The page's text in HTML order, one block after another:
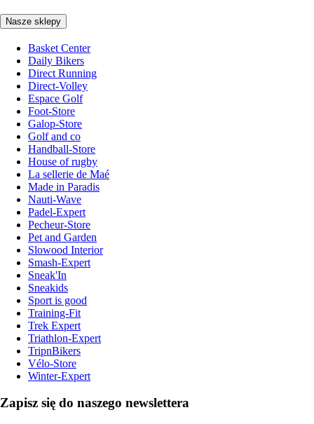
Nasze sklepy
Basket Center
Daily Bikers
Direct Running
Direct-Volley
Espace Golf
Foot-Store
Galop-Store
Golf and co
Handball-Store
House of rugby
La sellerie de Maé
Made in Paradis
Nauti-Wave
Padel-Expert
Pecheur-Store
Pet and Garden
Slowood Interior
Smash-Expert
Sneak'In
Sneakids
Sport is good
Training-Fit
Trek Expert
Triathlon-Expert
TripnBikers
Vélo-Store
Winter-Expert
Zapisz się do naszego newslettera